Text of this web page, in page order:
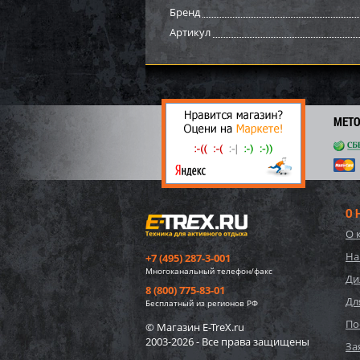
2
Бренд
Артикул
+7 (495) 287-3-001
Многоканальный телефон/факс
8 (800) 775-83-01
Бесплатный из регионов РФ
© Магазин E-TreX.ru
2003-2026 - Все права защищены
О
О